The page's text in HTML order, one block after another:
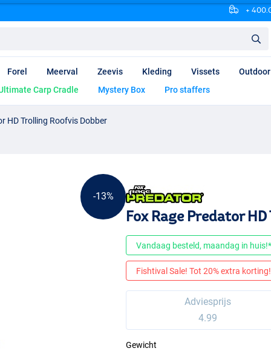
+
Forel Meerval Zeevis Kleding Vissets
Outdoor
Carp Cradle
Mystery Box Pro staffers
HD Trolling Roofvis Dobber
-13%
Fox Rage Predator
Vandaag besteld, maandag in huis!*
Fishtival Sale! Tot 20% extra
Adviesprijs
4.99
Gewicht